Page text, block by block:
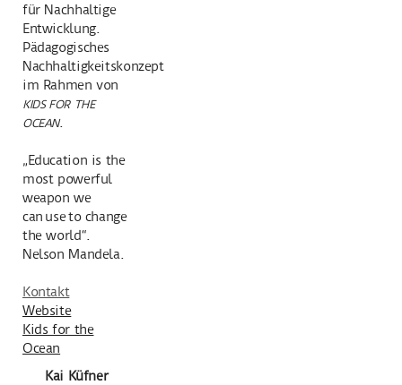
für Nachhaltige
Entwicklung.
Pädagogisches
Nachhaltigkeitskonzept
im Rahmen von
KIDS FOR THE
OCEAN.
„Education is the
most powerful
weapon we
can use to change
the world“.
Nelson Mandela.
Kontakt
Website
Kids for the
Ocean
Kai Küfner